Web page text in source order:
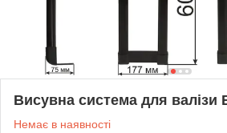
Висувна система для валізи
Немає в наявності